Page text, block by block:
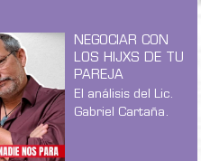
NEGOCIAR CON
LOS HIJXS DE TU
PAREJA
El análisis del Lic.
Gabriel Cartaña.